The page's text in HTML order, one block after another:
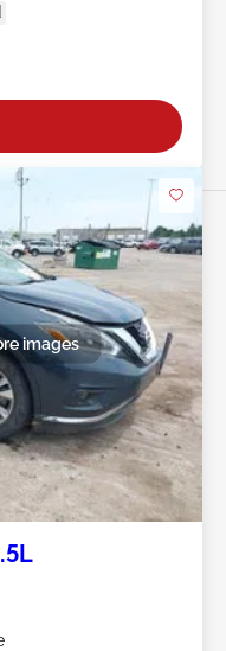
images